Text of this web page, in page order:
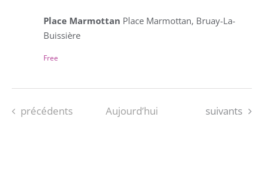
Place Marmottan Place Marmottan, Bruay-La-
Buissière
Free
Évènements
précédents Aujourd’hui Évènements
suivants